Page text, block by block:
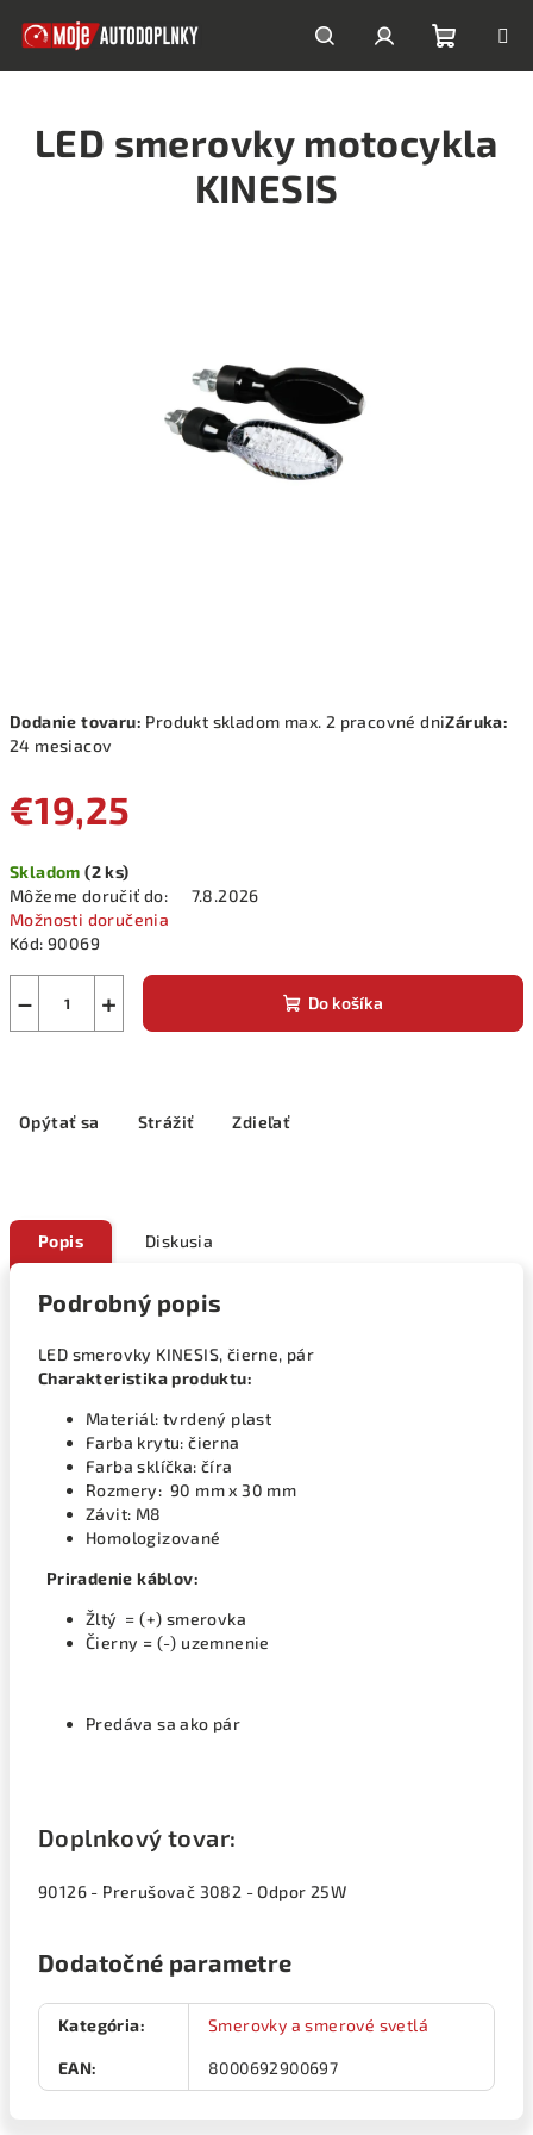
HľadaťPrihlásenie
košík
Dodanie tovaru: Produkt skladom max. 2 pracovné dniZáruka:
24 mesiacov
€19,25
cena:
Skladom(2 ks)
Môžeme doručiť do:
7.8.2026
Možnosti doručenia
Kód: 90069
+
− Do košíka
Opýtať sa Strážiť Zdieľať
LED smerovky motocykla
KINESIS
Popis Diskusia
Podrobný popis
LED smerovky KINESIS, čierne, pár
Charakteristika produktu:
Materiál: tvrdený plast
Farba krytu: čierna
Farba sklíčka: číra
Rozmery: 90 mm x 30 mm
Závit: M8
Homologizované
Priradenie káblov:
Žltý = (+) smerovka
Čierny = (-) uzemnenie
Predáva sa ako pár
Doplnkový tovar:
90126 - Prerušovač 3082 - Odpor 25W
Dodatočné parametre
Kategória: Smerovky a smerové svetlá
EAN: 8000692900697